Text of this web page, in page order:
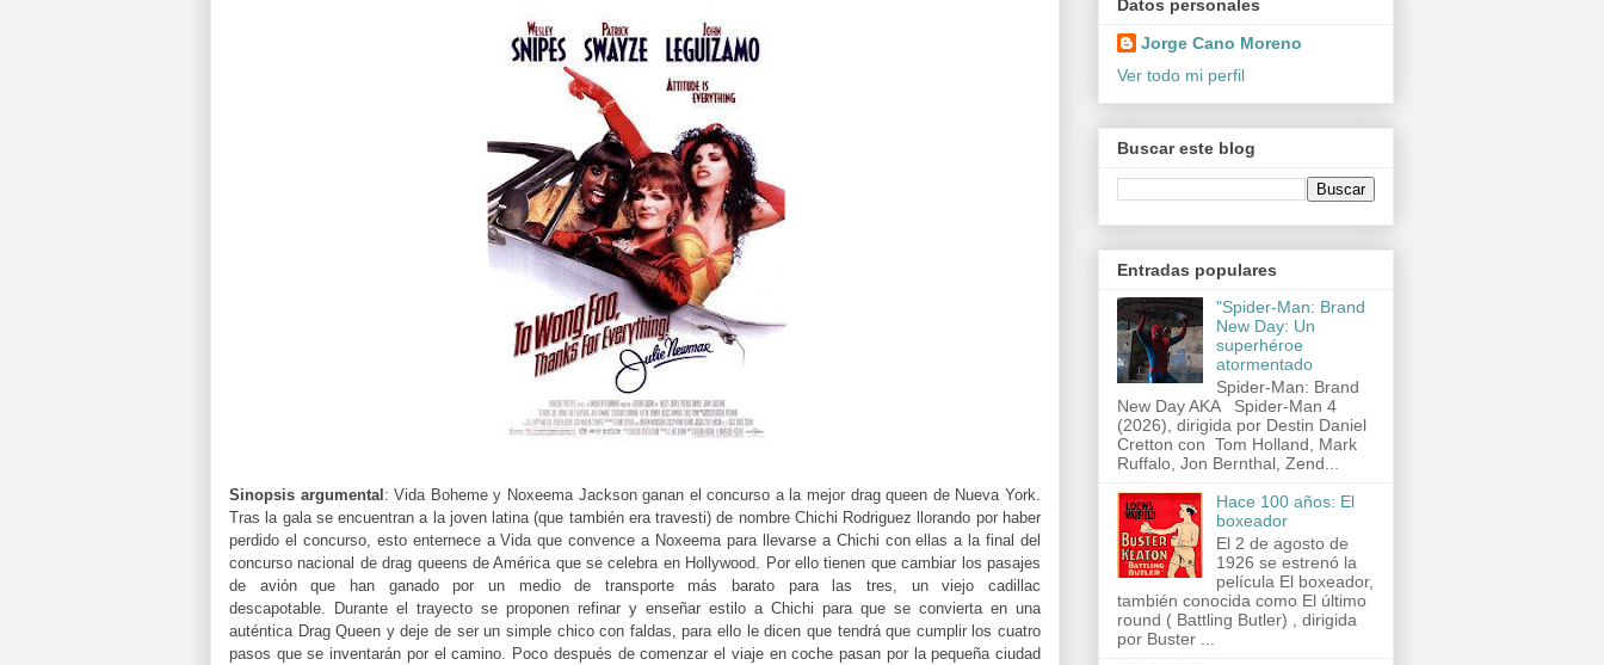
Sinopsis argumental : Vida Boheme y Noxeema Jackson ganan el concurso a la mejor drag queen de Nueva York.
Tras la gala se encuentran a la joven latina (que también era travesti) de nombre Chichi Rodriguez llorando por haber
perdido el concurso, esto enternece a Vida que convence a Noxeema para llevarse a Chichi con ellas a la final del
concurso nacional de drag queens de América que se celebra en Hollywood. Por ello tienen que cambiar los pasajes
de avión que han ganado por un medio de transporte más barato para las tres, un viejo cadillac
descapotable.
Durante el trayecto se proponen refinar y enseñar estilo a Chichi para que se convierta en una
auténtica Drag Queen y deje de ser un simple chico con faldas, para ello le dicen que tendrá que cumplir los cuatro
pasos que se inventarán por el camino. Poco después de comenzar el viaje en coche pasan por la pequeña ciudad
Datos personales
Jorge Cano Moreno
Ver todo mi perfil
Buscar este blog
Entradas populares
"Spider-Man: Brand
New Day: Un
superhéroe
atormentado
Spider-Man: Brand
New Day AKA Spider-Man 4
(2026), dirigida por Destin Daniel
Cretton con Tom Holland, Mark
Ruffalo, Jon Bernthal, Zend...
Hace 100 años: El
boxeador
El 2 de agosto de
1926 se estrenó la
película El boxeador,
también conocida como El último
round ( Battling Butler) , dirigida
por Buster ...